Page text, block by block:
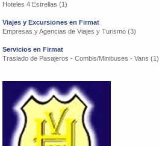
Hoteles 4 Estrellas (1)
Viajes y Excursiones en Firmat
Empresas y Agencias de Viajes y Turismo (3)
Servicios en Firmat
Traslado de Pasajeros - Combis/Minibuses - Vans (1)